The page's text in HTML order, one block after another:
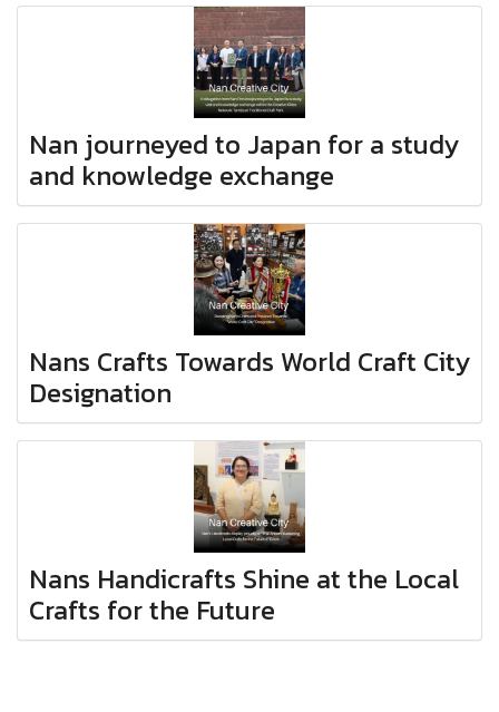
Nan journeyed to Japan for a study
and knowledge exchange
Nans Crafts Towards World Craft City
Designation
Nans Handicrafts Shine at the Local
Crafts for the Future